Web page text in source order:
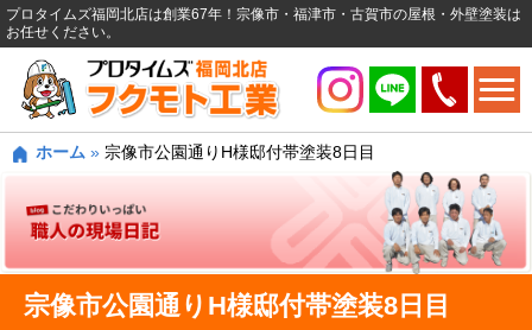
プロタイムズ福岡北店は創業67年！宗像市・福津市・古賀市の屋根・外壁塗装は
お任せください。
ホーム » 宗像市公園通りH様邸付帯塗装8日目
宗像市公園通りH様邸付帯塗装8日目